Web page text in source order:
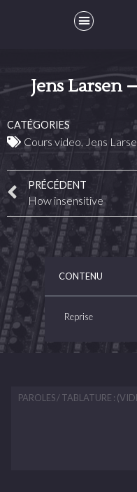
Jens Larsen
CATÉGORIES
Cours video, Jens
PRÉCÉDENT
How insensitive
CONTENU
Reprise
PAROLES / TABLATURE :